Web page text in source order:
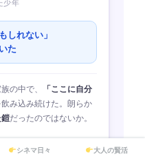
少年
しれない」
た
の中で、
「ここに自分
み込み続けた。朗らか
だったのではないか。
シネマ日々 大人の賢活